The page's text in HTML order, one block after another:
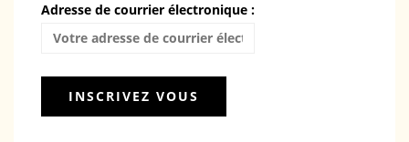
Adresse de courrier électronique :